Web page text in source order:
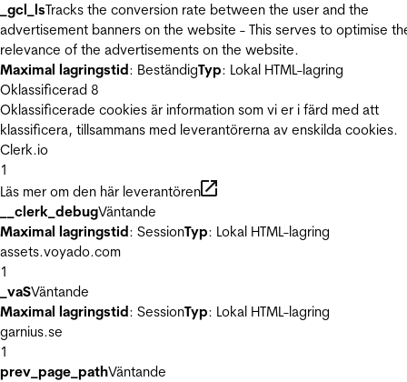
_gcl_lsTracks the conversion rate between the user and the
advertisement banners on the website - This serves to optimise
relevance of the advertisements on the website.
Maximal lagringstid: BeständigTyp: Lokal HTML-lagring
Oklassificerad 8
Oklassificerade cookies är information som vi er i färd med att
klassificera, tillsammans med leverantörerna av enskilda cookies.
Clerk.io
1
Läs mer om den här leverantören
__clerk_debugVäntande
Maximal lagringstid: SessionTyp: Lokal HTML-lagring
assets.voyado.com
1
_vaSVäntande
Maximal lagringstid: SessionTyp: Lokal HTML-lagring
garnius.se
1
prev_page_pathVäntande